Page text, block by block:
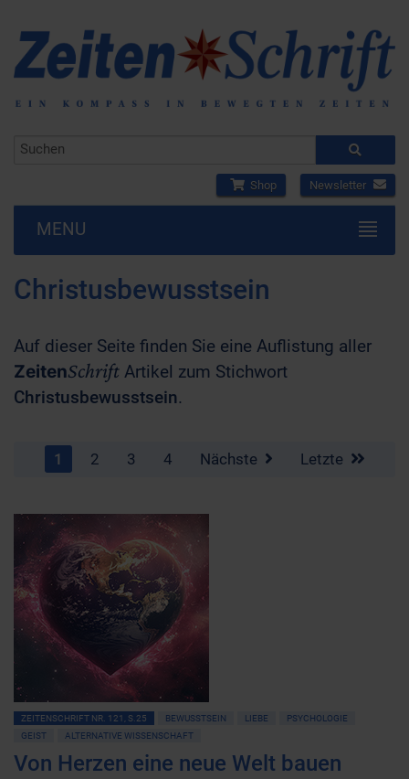
Shop Newsletter
MENU
Christusbewusstsein
Auf dieser Seite finden Sie eine Auflistung aller
ZeitenSchrift Artikel zum Stichwort
Christusbewusstsein.
1 2 3 4 Nächste Letzte
ZEITENSCHRIFT NR. 121, S.25 BEWUSSTSEIN LIEBE
PSYCHOLOGIE
GEIST
ALTERNATIVE WISSENSCHAFT
Von Herzen eine neue Welt bauen